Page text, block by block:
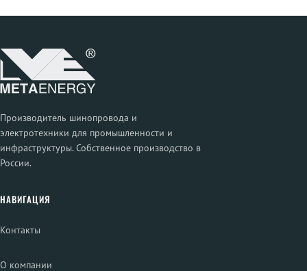
Производитель шинопровода и
электротехники для промышленности и
инфраструктуры. Собственное производство в
России.
НАВИГАЦИЯ
Контакты
О компании